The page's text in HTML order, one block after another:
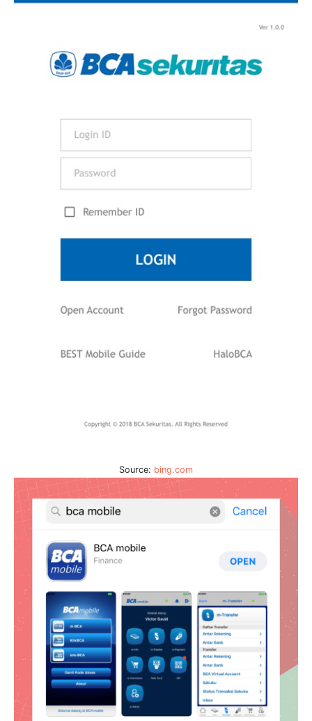
Source: bing.com